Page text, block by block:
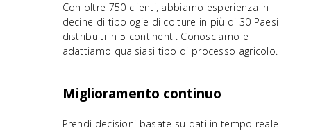
Con oltre 750 clienti, abbiamo esperienza in
decine di tipologie di colture in più di 30 Paesi
distribuiti in 5 continenti. Conosciamo e
adattiamo qualsiasi tipo di processo agricolo.
Miglioramento continuo
Prendi decisioni basate su dati in tempo reale